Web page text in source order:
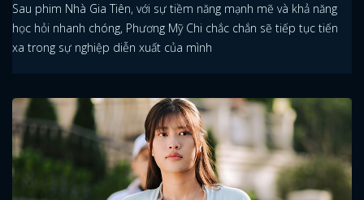
Sau phim Nhà Gia Tiên, với sự tiềm năng mạnh mẽ và khả năng
học hỏi nhanh chóng, Phương Mỹ Chi chắc chắn sẽ tiếp tục tiến
xa trong sự nghiệp diễn xuất của mình